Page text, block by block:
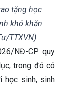
tặng học
khó khăn
TTXVN)
NĐ-CP quy